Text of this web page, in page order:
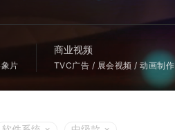
片
商业视频
TVC广告 / 展会视频 / 动画制作